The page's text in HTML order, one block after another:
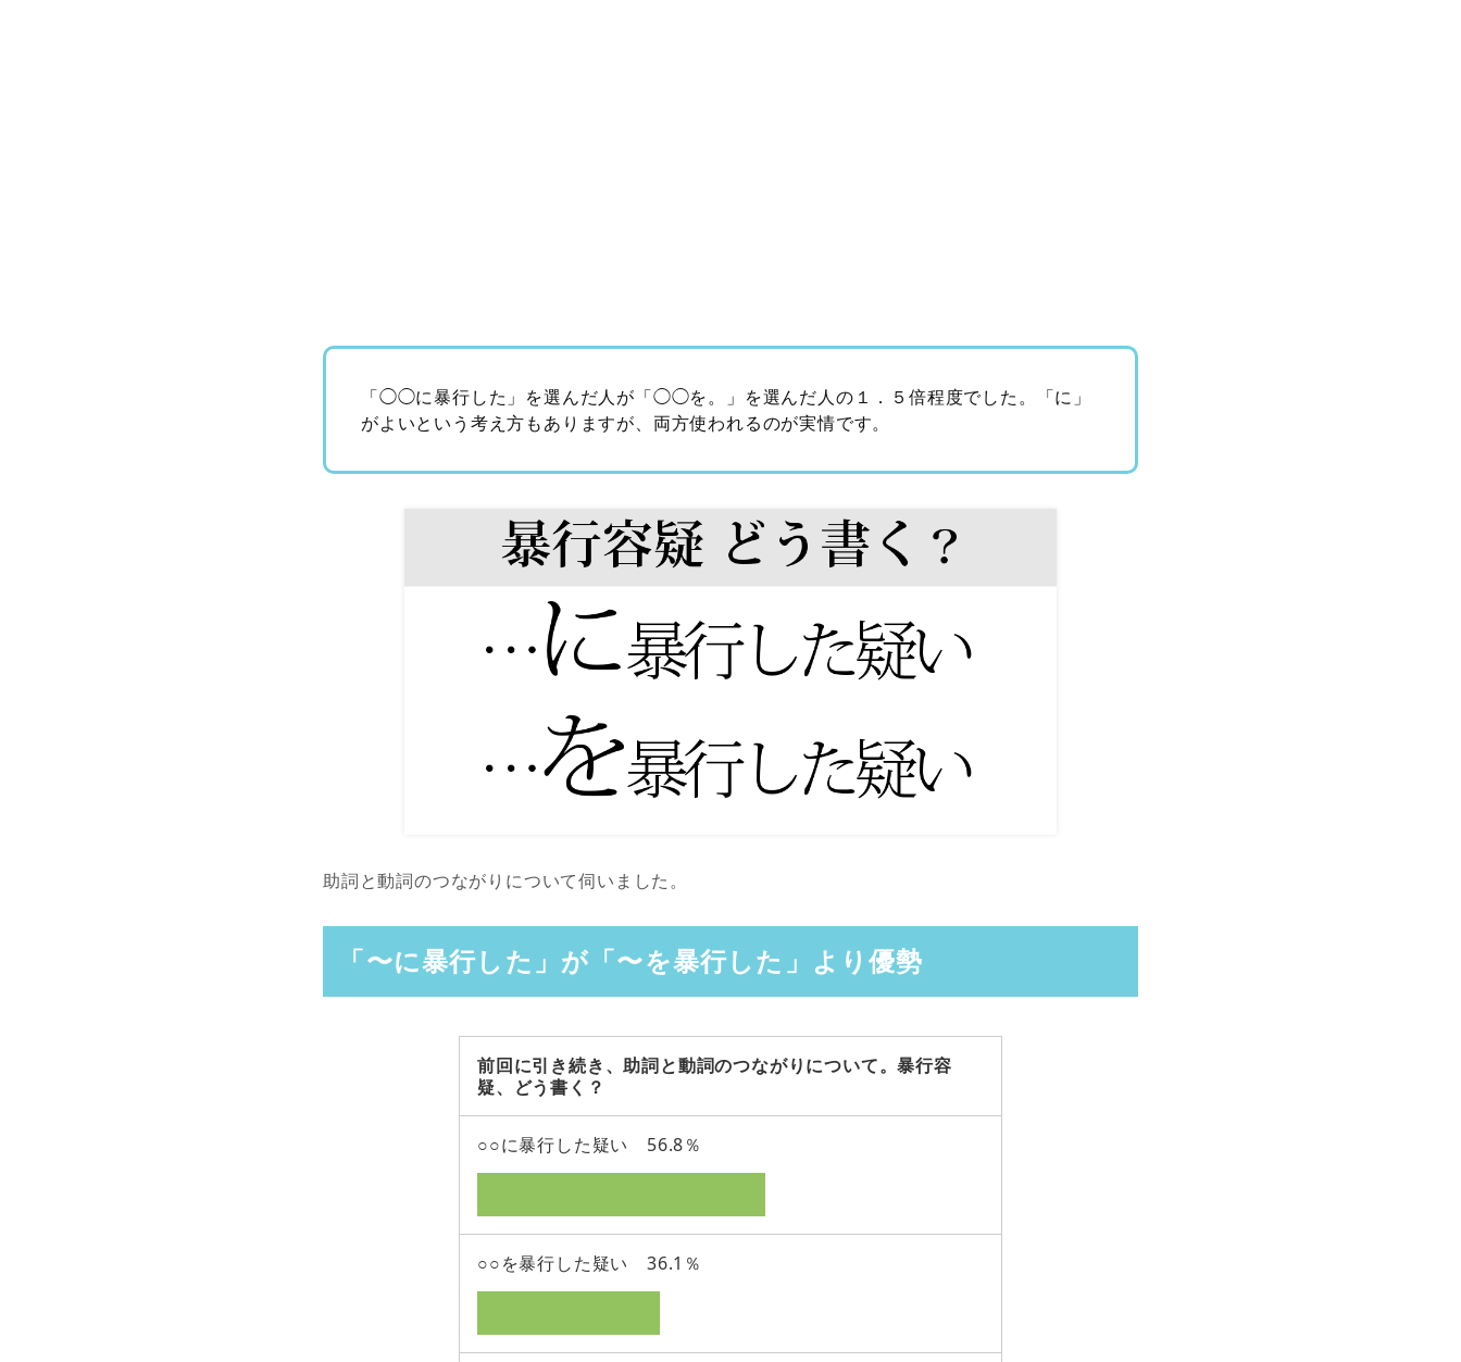
「◯◯に暴行した」を選んだ人が「◯◯を。」を選んだ人の１．５倍程度でした。「に」
がよいという考え方もありますが、両方使われるのが実情です。
助詞と動詞のつながりについて伺いました。
「〜に暴行した」が「〜を暴行した」より優勢
前回に引き続き、助詞と動詞のつながりについて。暴行容
疑、どう書く？
○○に暴行した疑い 56.8％
○○を暴行した疑い 36.1％